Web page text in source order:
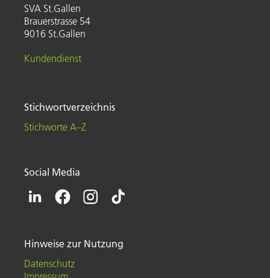
SVA St.Gallen
Brauerstrasse 54
9016 St.Gallen
Kundendienst
Stichwortverzeichnis
Stichworte A–Z
Social Media
Hinweise zur Nutzung
Datenschutz